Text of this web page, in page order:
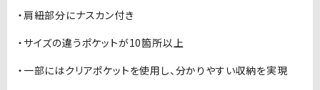
・肩紐部分にナスカン付き
・サイズの違うポケットが10箇所以上
・一部にはクリアポケットを使用し、分かりやすい収納を実現